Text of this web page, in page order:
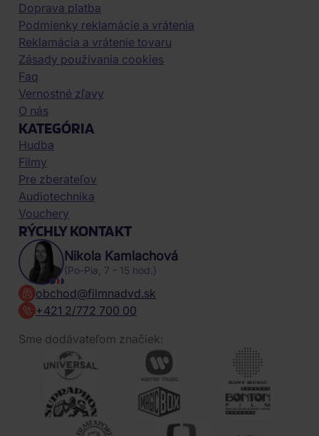
Doprava platba
Podmienky reklamácie a vrátenia
Reklamácia a vrátenie tovaru
Zásady používania cookies
Faq
Vernostné zľavy
O nás
KATEGÓRIA
Hudba
Filmy
Pre zberateľov
Audiotechnika
Vouchery
RÝCHLY KONTAKT
Nikola Kamlachová
(Po-Pia, 7 - 15 hod.)
obchod@filmnadvd.sk
+421 2/772 700 00
Sme dodávateľom značiek: